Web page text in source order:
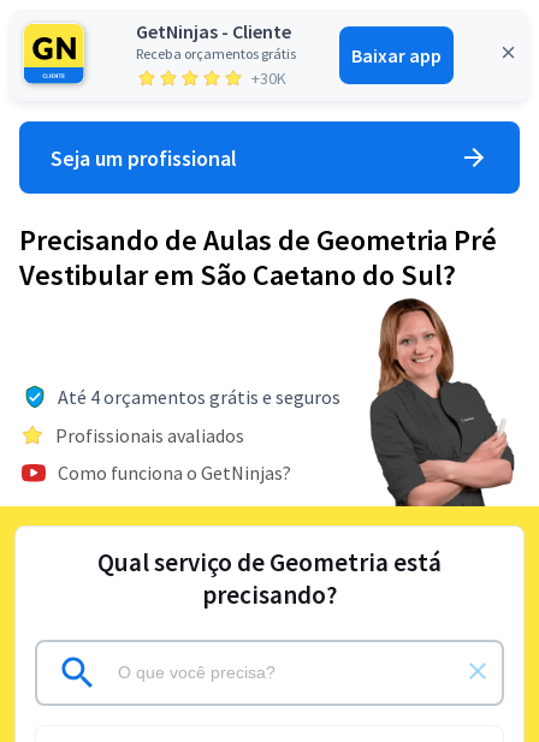
GetNinjas - Cliente
Receba orçamentos grátis
+30K
Baixar app
Entrar
Seja um profissional
Precisando de Aulas de Geometria Pré
Vestibular em São Caetano do Sul?
Até 4 orçamentos grátis e seguros
Profissionais avaliados
Como funciona o GetNinjas?
Qual serviço de Geometria está
precisando?